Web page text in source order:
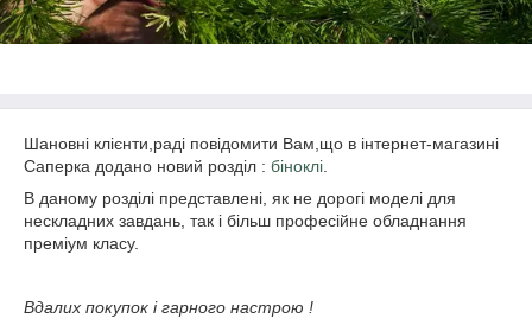
Шановні клієнти,раді повідомити Вам,що в інтернет-магазині
Саперка додано новий розділ : біноклі
В даному розділі представлені, як не дорогі моделі для
нескладних завдань, так і більш професійне обладнання
преміум класу.
Вдалих покупок і гарного настрою !